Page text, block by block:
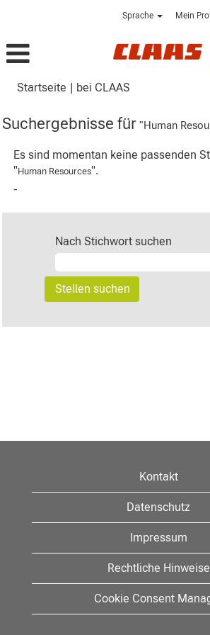
Sprache Mein
Startseite | bei CLAAS
Suchergebnisse für "Human
Es sind momentan keine passenden
"Human Resources".
-
Nach Stichwort suchen
Kontakt
Datenschutz
Impressum
Rechtliche Hinweise
Cookie Consent